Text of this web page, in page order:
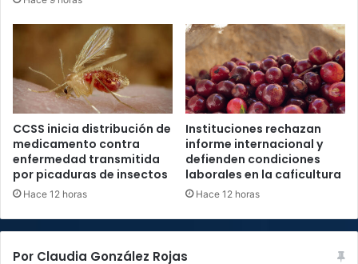
CCSS inicia distribución de
medicamento contra
enfermedad transmitida
por picaduras de insectos
Hace 12 horas
Instituciones rechazan
informe internacional y
defienden condiciones
laborales en la caficultura
Hace 12 horas
Por Claudia González Rojas